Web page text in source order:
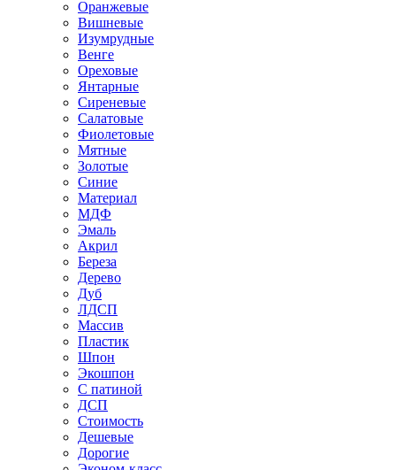
Оранжевые
Вишневые
Изумрудные
Венге
Ореховые
Янтарные
Сиреневые
Салатовые
Фиолетовые
Мятные
Золотые
Синие
Материал
МДФ
Эмаль
Акрил
Береза
Дерево
Дуб
ЛДСП
Массив
Пластик
Шпон
Экошпон
С патиной
ДСП
Стоимость
Дешевые
Дорогие